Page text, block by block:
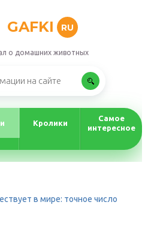
GAFKI RU
о домашних животных
Кролики
Самое
интересное
в мире: точное число